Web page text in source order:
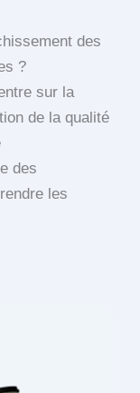
des
?
sur la
de la qualité
des
les